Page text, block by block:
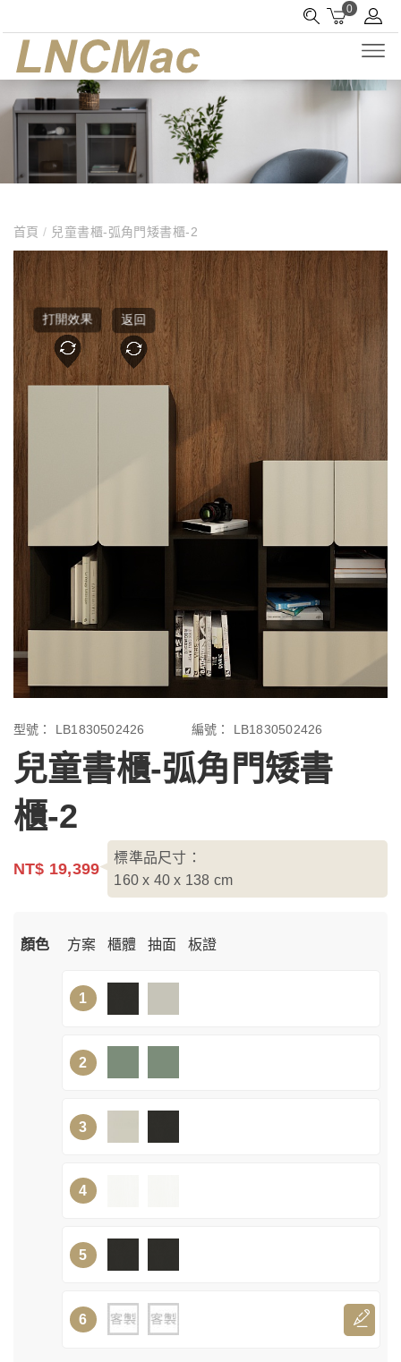
0
首頁/ 兒童書櫃-弧角門矮書櫃-2
型號： LB1830502426 編號： LB1830502426
兒童書櫃-弧角門矮書
櫃-2
NT$ 19,399
標準品尺寸：
160 x 40 x 138 cm
顏色 方案 櫃體 抽面 板證
1
2
3
4
5
6